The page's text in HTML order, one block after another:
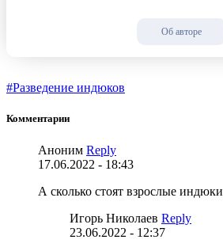
Об авторе
#Разведение индюков
Комментарии
Аноним Reply
17.06.2022 - 18:43
А сколько стоят взрослые индюки
Игорь Николаев Reply
23.06.2022 - 12:37